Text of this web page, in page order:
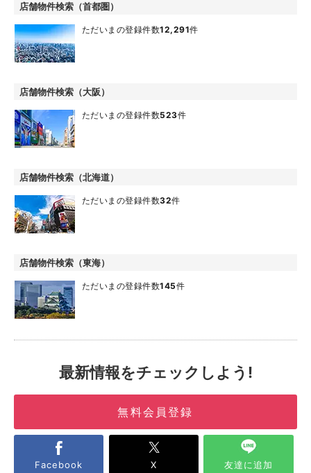
店舗物件検索（首都圏）
ただいまの登録件数12,291件
店舗物件検索（大阪）
ただいまの登録件数523件
店舗物件検索（北海道）
ただいまの登録件数32件
店舗物件検索（東海）
ただいまの登録件数145件
最新情報をチェックしよう!
無料会員登録
Facebook X 友達に追加